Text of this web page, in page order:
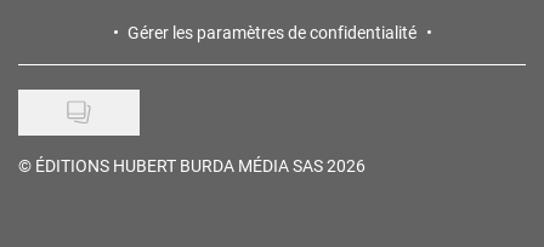
Gérer les paramètres de confidentialité
© ÉDITIONS HUBERT BURDA MÉDIA SAS 2026